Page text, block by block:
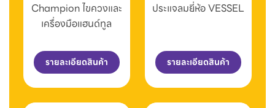
Champion ไขควงและ
เครื่องมือแฮนด์ทูล
รายละเอียดสินค้า
ประแจลมยี่ห้อ VESSEL
รายละเอียดสินค้า